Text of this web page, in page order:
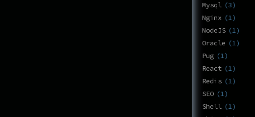
Mysql
3
Nginx
1
NodeJS
1
Oracle
1
Pug
1
React
1
Redis
1
SEO
1
Shell
1